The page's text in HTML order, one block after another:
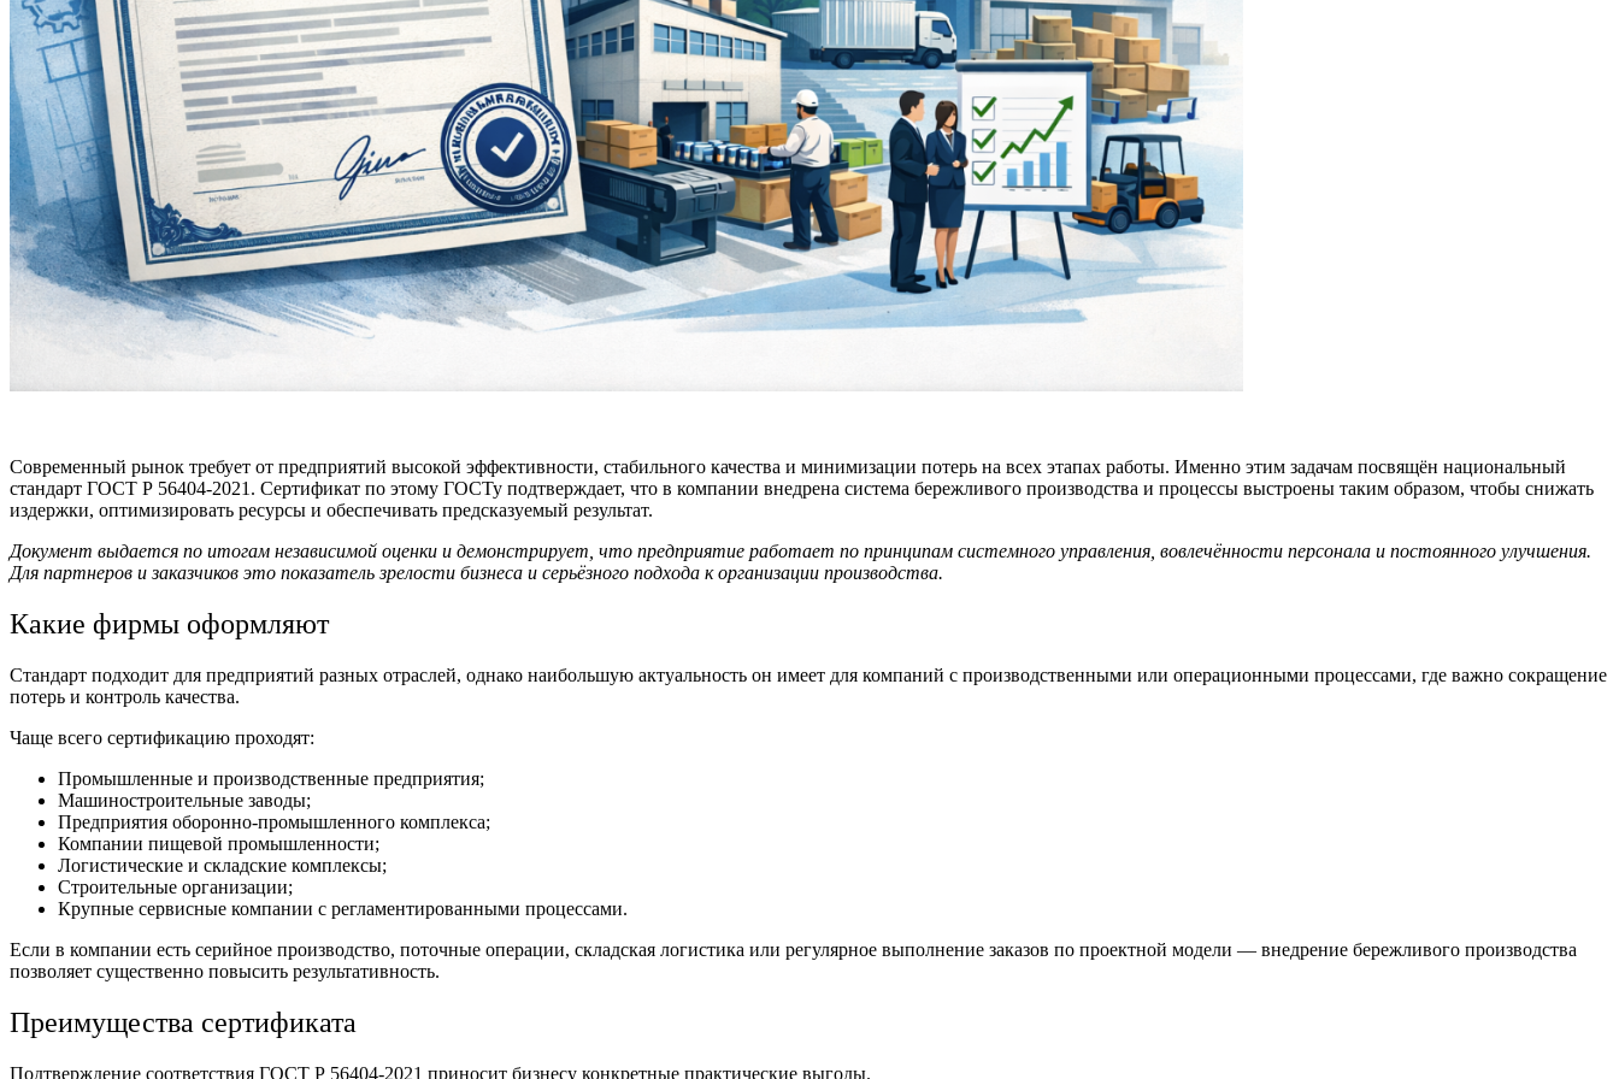
Современный рынок требует от предприятий высокой эффективности, стабильного качества и минимизации потерь на всех этапах работы. Именно этим задачам посвящён национальный
стандарт ГОСТ Р 56404-2021. Сертификат по этому ГОСТу подтверждает, что в компании внедрена система бережливого производства и процессы выстроены таким образом, чтобы снижать
издержки, оптимизировать ресурсы и обеспечивать предсказуемый результат.
Документ выдается по итогам независимой оценки и демонстрирует, что предприятие работает по принципам системного управления, вовлечённости персонала и постоянного улучшения.
Для партнеров и заказчиков это показатель зрелости бизнеса и серьёзного подхода к организации производства.
Какие фирмы оформляют
Стандарт подходит для предприятий разных отраслей, однако наибольшую актуальность он имеет для компаний с производственными или операционными процессами, где важно сокращение
потерь и контроль качества.
Чаще всего сертификацию проходят:
Промышленные и производственные предприятия;
Машиностроительные заводы;
Предприятия оборонно-промышленного комплекса;
Компании пищевой промышленности;
Логистические и складские комплексы;
Строительные организации;
Крупные сервисные компании с регламентированными процессами.
Если в компании есть серийное производство, поточные операции, складская логистика или регулярное выполнение заказов по проектной модели — внедрение бережливого производства
позволяет существенно повысить результативность.
Преимущества сертификата
Подтверждение соответствия ГОСТ Р 56404-2021 приносит бизнесу конкретные практические выгоды.